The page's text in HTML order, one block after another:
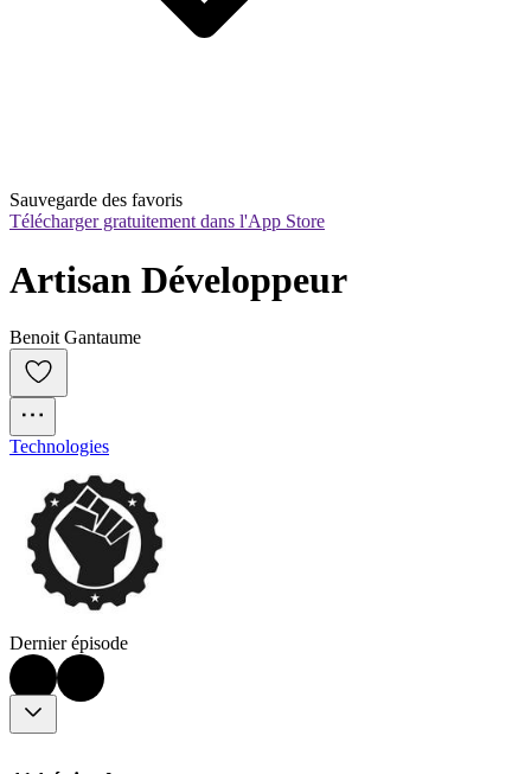
Sauvegarde des favoris
Télécharger gratuitement dans l'App Store
Artisan Développeur
Benoit Gantaume
Technologies
Dernier épisode